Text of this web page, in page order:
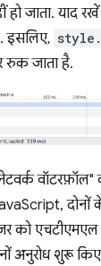
हो जाता. याद
इसलिए,
रुक जाता है.
दोनों
को एचटीएमएल
अनुरोध शुरू